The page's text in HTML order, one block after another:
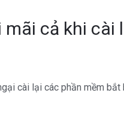
cả khi cài
cài lại các phần mềm bắt